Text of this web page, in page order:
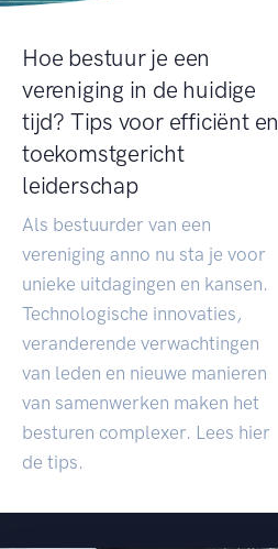
Hoe bestuur je een
vereniging in de huidige
tijd? Tips voor efficiënt en
toekomstgericht
leiderschap
Als bestuurder van een
vereniging anno nu sta je voor
unieke uitdagingen en kansen.
Technologische innovaties,
veranderende verwachtingen
van leden en nieuwe manieren
van samenwerken maken het
besturen complexer. Lees hier
de tips.